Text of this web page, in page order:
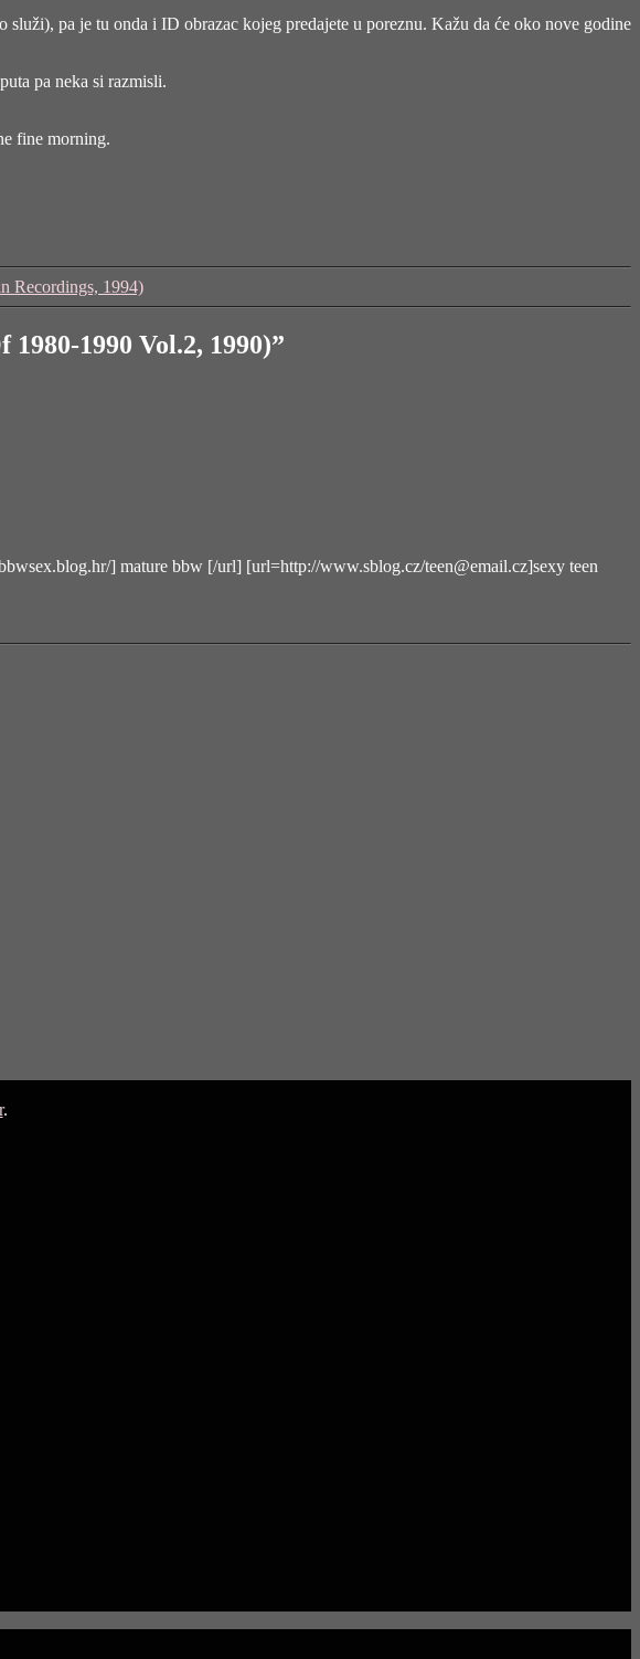
pa je tu onda i ID obrazac kojeg predajete u poreznu. Kažu da će oko nove godine
pa neka si razmisli.
fine morning.
Recordings, 1994)
1990 Vol.2, 1990)”
] mature bbw [/url] [url=http://www.sblog.cz/teen@email.cz]sexy teen
.